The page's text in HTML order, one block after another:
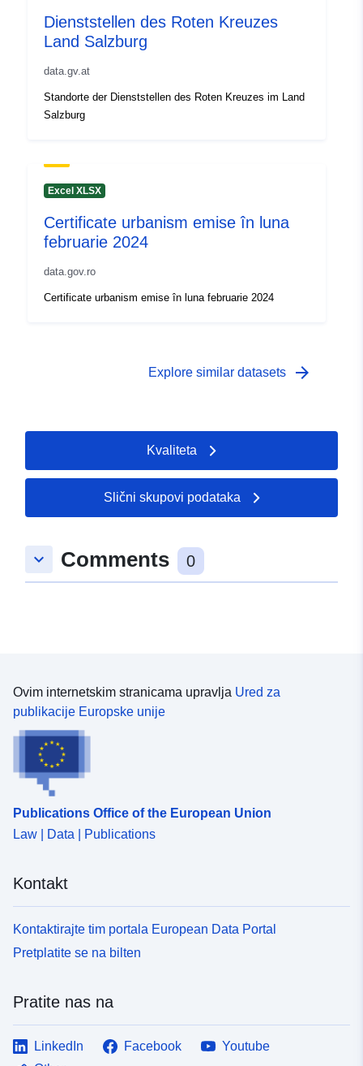
Dienststellen des Roten Kreuzes
Land Salzburg
data.gv.at
Standorte der Dienststellen des Roten Kreuzes im Land
Salzburg
Excel XLSX
Certificate urbanism emise în luna
februarie 2024
data.gov.ro
Certificate urbanism emise în luna februarie 2024
Explore similar datasets arrow_forward
Kvaliteta
Slični skupovi podataka
keyboard_arrow_down Comments 0
Ovim internetskim stranicama upravlja Ured za
publikacije Europske unije
Publications Office of the European Union
Law | Data | Publications
Kontakt
Kontaktirajte tim portala European Data Portal
Pretplatite se na bilten
Pratite nas na
LinkedIn Facebook
Youtube